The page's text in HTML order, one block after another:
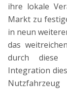
ihre lokale
Markt zu
in neun
das
durch diese
Integration